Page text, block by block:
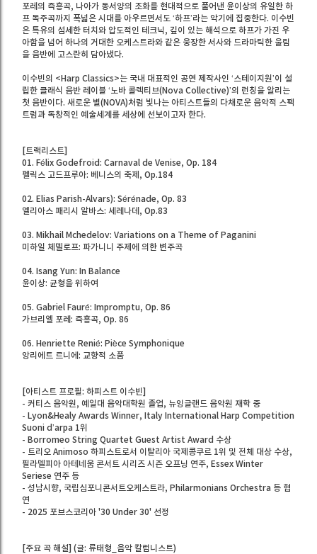
포레의 즉흥곡, 나아가 동서양의 조화를 현대적으로 풀어낸 윤이상의 유일한 하
프 독주곡까지 폭넓은 시대를 아우르면서도 ‘하프’라는 악기에 집중한다. 이수빈
은 특유의 섬세한 터치와 압도적인 테크닉, 깊이 있는 해석으로 하프가 가진 우
아함을 넘어 하나의 거대한 오케스트라와 같은 웅장한 서사와 드라마틱한 울림
을 음반에 고스란히 담아냈다.
이수빈의 <Harp Classics>는 국내 대표적인 공연 제작사인 ‘스테이지원’이 설
립한 클래식 음반 레이블 ‘노바 콜렉티브(Nova Collective)’의 런칭을 알리는
첫 음반이다. 새로운 별(NOVA)처럼 빛나는 아티스트들의 다채로운 음악적 스펙
트럼과 독창적인 예술세계를 세상에 선보이고자 한다.
[트랙리스트]
01. Félix Godefroid: Carnaval de Venise, Op. 184
펠릭스 고드프루아: 베니스의 축제, Op.184
02. Elias Parish-Alvars): Sérénade, Op. 83
엘리아스 패리시 알바스: 세레나데, Op.83
03. Mikhail Mchedelov: Variations on a Theme of Paganini
미하일 체델로프: 파가니니 주제에 의한 변주곡
04. Isang Yun: In Balance
윤이상: 균형을 위하여
05. Gabriel Fauré: Impromptu, Op. 86
가브리엘 포레: 즉흥곡, Op. 86
06. Henriette Renié: Pièce Symphonique
앙리에트 르니에: 교향적 소품
[아티스트 프로필: 하피스트 이수빈]
- 커티스 음악원, 예일대 음악대학원 졸업, 뉴잉글랜드 음악원 재학 중
- Lyon&Healy Awards Winner, Italy International Harp Competition
Suoni d’arpa 1위
- Borromeo String Quartet Guest Artist Award 수상
- 트리오 Animoso 하피스트로서 이탈리아 국제콩쿠르 1위 및 전체 대상 수상,
필라델피아 아테네움 콘서트 시리즈 시즌 오프닝 연주, Essex Winter
Seriese 연주 등
- 성남시향, 국립심포니콘서트오케스트라, Philarmonians Orchestra 등 협
연
- 2025 포브스코리아 '30 Under 30' 선정
[주요 곡 해설] (글: 류태형_음악 칼럼니스트)